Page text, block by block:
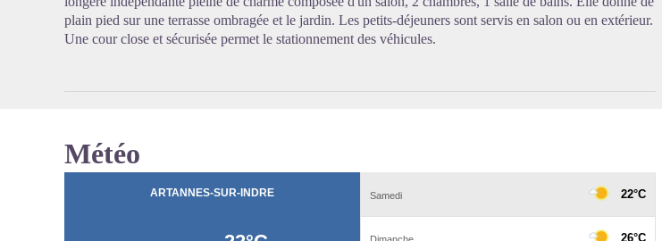
plain pied sur une terrasse ombragée et le jardin. Les petits-déjeuners sont servis en salon ou en extérieur.
Une cour close et sécurisée permet le stationnement des véhicules.
Météo